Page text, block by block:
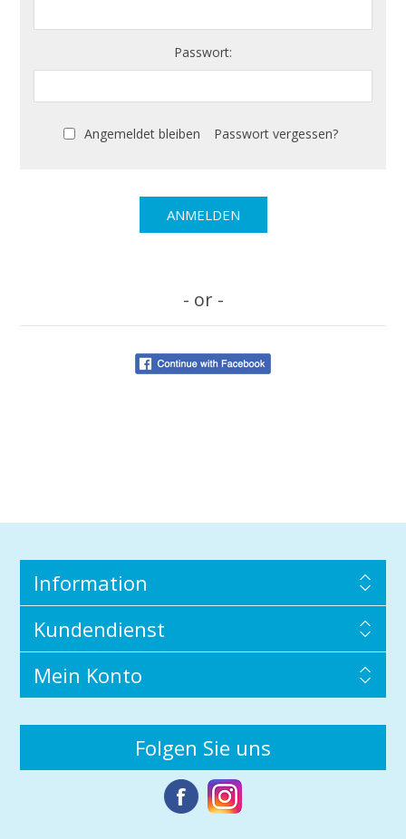
Passwort:
Angemeldet bleiben Passwort vergessen?
- or -
Information
Kundendienst
Mein Konto
Folgen Sie uns